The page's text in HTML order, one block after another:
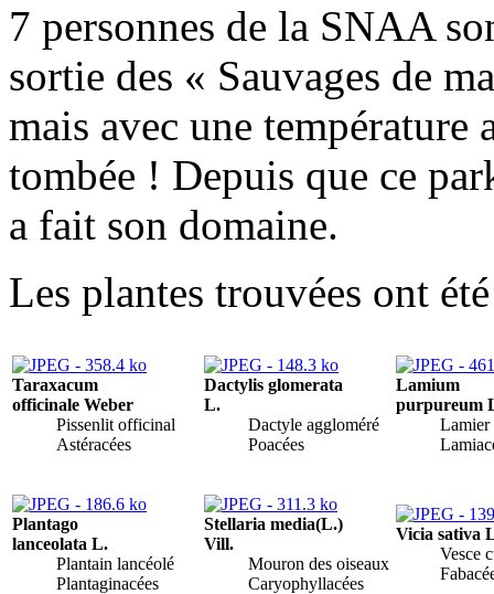
7 personnes de la SNAA
sortie des « Sauvages de
mais avec une
tombée ! Depuis que ce
a fait son domaine.
Les plantes trouvées ont
Taraxacum
officinale Weber
Pissenlit officinal
Astéracées
Dactylis glomerata
L.
Dactyle aggloméré
Poacées
Lamium
purpureum
Lamier
Plantago
lanceolata L.
Plantain lancéolé
Plantaginacées
Stellaria media(L.)
Vill.
Mouron des oiseaux
Caryophyllacées
Vicia sativa
Vesce